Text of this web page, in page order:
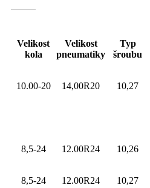
Velikost
kola
Velikost
pneumatiky
Typ
šroubu
10.00-20 14,00R20 10,27
8,5-24 12.00R24 10,26
8,5-24 12.00R24 10,27